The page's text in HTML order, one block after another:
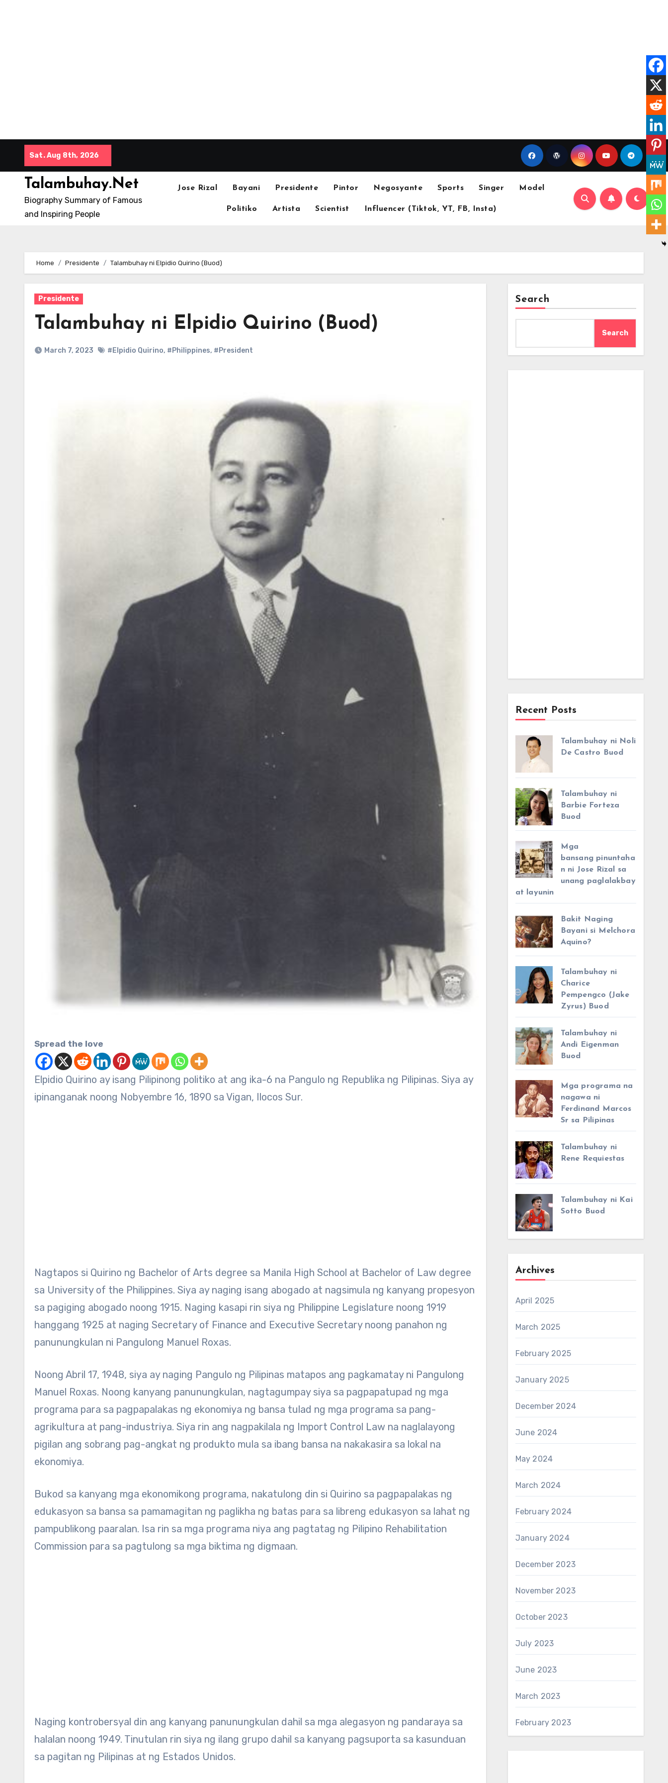
content
Sat. Aug 8th, 2026
Talambuhay.Net
Biography Summary of Famous
and Inspiring People
Jose Rizal Bayani Presidente Pintor Negosyante Sports Singer Model
Politiko Artista Scientist Influencer (Tiktok, YT, FB, Insta)
Home Presidente Talambuhay ni Elpidio Quirino (Buod)
Presidente
Talambuhay ni Elpidio Quirino (Buod)
March 7, 2023 #Elpidio Quirino, #Philippines, #President
Spread the love
Elpidio Quirino ay isang Pilipinong politiko at ang ika-6 na Pangulo ng Republika ng Pilipinas. Siya ay
ipinanganak noong Nobyembre 16, 1890 sa Vigan, Ilocos Sur.
Nagtapos si Quirino ng Bachelor of Arts degree sa Manila High School at Bachelor of Law degree
sa University of the Philippines. Siya ay naging isang abogado at nagsimula ng kanyang propesyon
sa pagiging abogado noong 1915. Naging kasapi rin siya ng Philippine Legislature noong 1919
hanggang 1925 at naging Secretary of Finance and Executive Secretary noong panahon ng
panunungkulan ni Pangulong Manuel Roxas.
Noong Abril 17, 1948, siya ay naging Pangulo ng Pilipinas matapos ang pagkamatay ni Pangulong
Manuel Roxas. Noong kanyang panunungkulan, nagtagumpay siya sa pagpapatupad ng mga
programa para sa pagpapalakas ng ekonomiya ng bansa tulad ng mga programa sa pang-
agrikultura at pang-industriya. Siya rin ang nagpakilala ng Import Control Law na naglalayong
pigilan ang sobrang pag-angkat ng produkto mula sa ibang bansa na nakakasira sa lokal na
ekonomiya.
Bukod sa kanyang mga ekonomikong programa, nakatulong din si Quirino sa pagpapalakas ng
edukasyon sa bansa sa pamamagitan ng paglikha ng batas para sa libreng edukasyon sa lahat ng
pampublikong paaralan. Isa rin sa mga programa niya ang pagtatag ng Pilipino Rehabilitation
Commission para sa pagtulong sa mga biktima ng digmaan.
Naging kontrobersyal din ang kanyang panunungkulan dahil sa mga alegasyon ng pandaraya sa
halalan noong 1949. Tinutulan rin siya ng ilang grupo dahil sa kanyang pagsuporta sa kasunduan
sa pagitan ng Pilipinas at ng Estados Unidos.
Search
Search
Recent Posts
Talambuhay ni Noli
De Castro Buod
Talambuhay ni
Barbie Forteza
Buod
Mga
bansang pinuntaha
n ni Jose Rizal sa
unang paglalakbay
at layunin
Bakit Naging
Bayani si Melchora
Aquino?
Talambuhay ni
Charice
Pempengco (Jake
Zyrus) Buod
Talambuhay ni
Andi Eigenman
Buod
Mga programa na
nagawa ni
Ferdinand Marcos
Sr sa Pilipinas
Talambuhay ni
Rene Requiestas
Talambuhay ni Kai
Sotto Buod
Archives
April 2025
March 2025
February 2025
January 2025
December 2024
June 2024
May 2024
March 2024
February 2024
January 2024
December 2023
November 2023
October 2023
July 2023
June 2023
March 2023
February 2023